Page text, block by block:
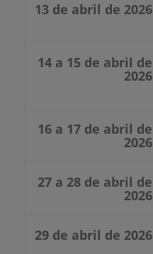
13 de abril de 2026
14 a 15 de abril de
2026
16 a 17 de abril de
2026
27 a 28 de abril de
2026
29 de abril de 2026